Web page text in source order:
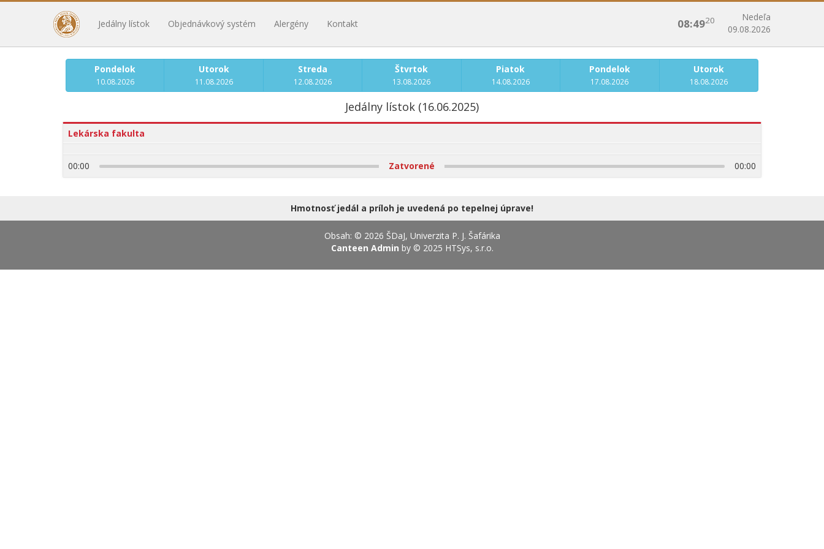
Jedálny lístok Objednávkový systém Alergény Kontakt
Nedeľa
09.08.2026
08:4920
Pondelok
10.08.2026
Utorok
11.08.2026
Streda
12.08.2026
Štvrtok
13.08.2026
Piatok
14.08.2026
Pondelok
17.08.2026
Utorok
18.08.2026
Jedálny lístok (16.06.2025)
Lekárska fakulta
00:00 Zatvorené 00:00
Hmotnosť jedál a príloh je uvedená po tepelnej úprave!
Obsah: © 2026 ŠDaJ, Univerzita P. J. Šafárika
Canteen Admin by © 2025 HTSys, s.r.o.